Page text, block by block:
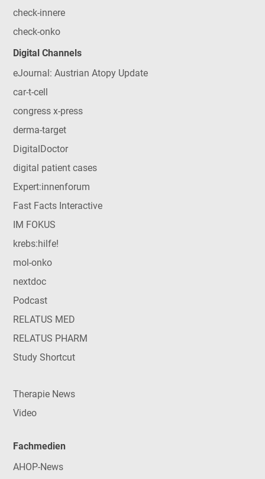
check-innere
check-onko
Digital Channels
eJournal: Austrian Atopy Update
car-t-cell
congress x-press
derma-target
DigitalDoctor
digital patient cases
Expert:innenforum
Fast Facts Interactive
IM FOKUS
krebs:hilfe!
mol-onko
nextdoc
Podcast
RELATUS MED
RELATUS PHARM
Study Shortcut
Therapie News
Video
Fachmedien
AHOP-News